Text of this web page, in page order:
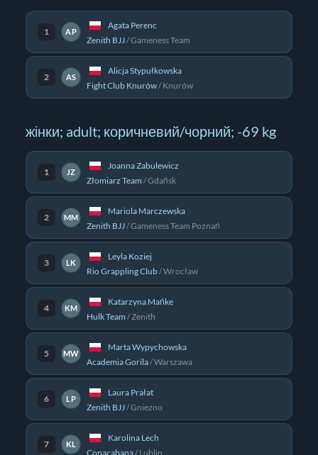
1 AP
Agata Perenc
Zenith BJJ/Gameness Team
2 AS
Alicja Stypułkowska
Fight Club Knurów/Knurów
жінки; adult; коричневий/чорний; -69 kg
1 JZ
Joanna Zabulewicz
Złomiarz Team /Gdańsk
2 MM
Mariola Marczewska
Zenith BJJ/Gameness Team Poznań
3 LK
Leyla Koziej
Rio Grappling Club/Wrocław
4 KM
Katarzyna Mańke
Hulk Team /Zenith
5 MW
Marta Wypychowska
Academia Gorila/Warszawa
6 LP
Laura Prałat
Zenith BJJ/Gniezno
7 KL
Karolina Lech
Copacabana/Lublin